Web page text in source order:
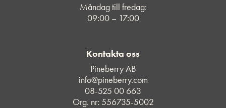
Måndag till fredag:
09:00 – 17:00
Kontakta oss
Pineberry AB
info@pineberry.com
08-525 00 663
Org. nr: 556735-5002